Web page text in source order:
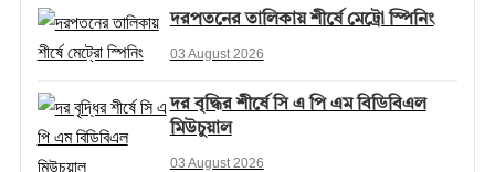
দরপতনের তালিকায় শীর্ষে মেট্রো স্পিনিং
03 August 2026
দর বৃদ্ধির শীর্ষে সি এ পি এম বিডিবিএল
মিউচুয়াল
03 August 2026